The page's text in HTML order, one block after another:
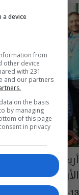
أربعة لاعبين من
الأول
device
from
other device
with 231
and our partners
on the basis
by managing
of this page
in privacy